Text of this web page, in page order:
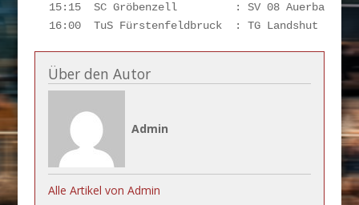
15:15  SC Gröbenzell         : SV 08
16:00  TuS Fürstenfeldbruck  : TG Landshut
Über den Autor
Admin
Alle Artikel von Admin